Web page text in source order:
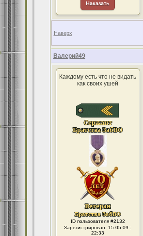
Наказать
Наверх
Валерий49
Каждому есть что не видать
как своих ушей
ID пользователя #2132
Зарегистрирован: 15.05.09 :
22:33